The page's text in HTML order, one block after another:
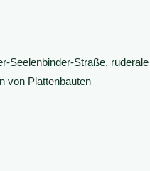
Seelenbinder-Straße, ruderale
von Plattenbauten